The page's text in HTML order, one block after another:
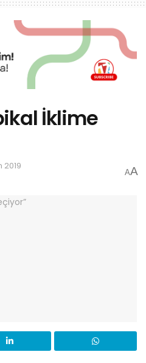
İklime
2019
AA